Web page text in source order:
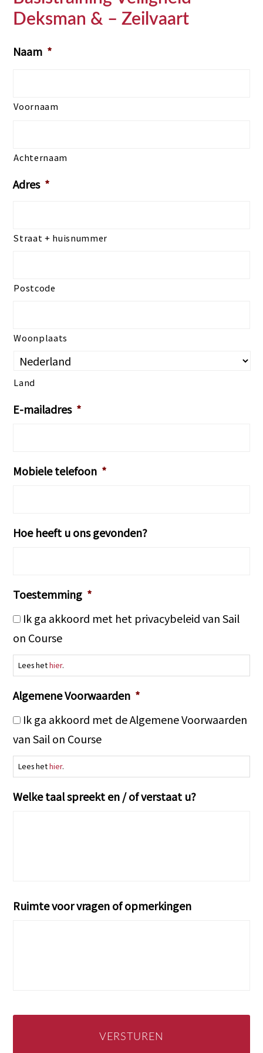
Deksman & – Zeilvaart
Naam *
Voornaam
Achternaam
Adres *
Straat + huisnummer
Postcode
Woonplaats
Land
E-mailadres *
Mobiele telefoon *
Hoe heeft u ons gevonden?
Toestemming *
Ik ga akkoord met het privacybeleid van Sail
on Course
Lees hethier.
Algemene Voorwaarden *
Ik ga akkoord met de Algemene Voorwaarden
van Sail on Course
Lees hethier.
Welke taal spreekt en / of verstaat u?
Ruimte voor vragen of opmerkingen